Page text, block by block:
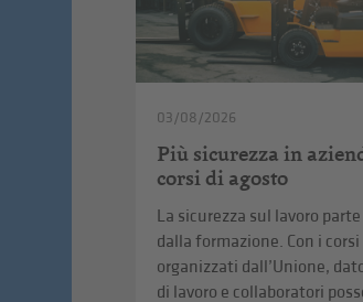
03/08/2026
Più sicurezza in
corsi di agosto
La sicurezza sul lavoro parte
dalla formazione. Con i corsi
organizzati dall’Unione,
di lavoro e collaboratori